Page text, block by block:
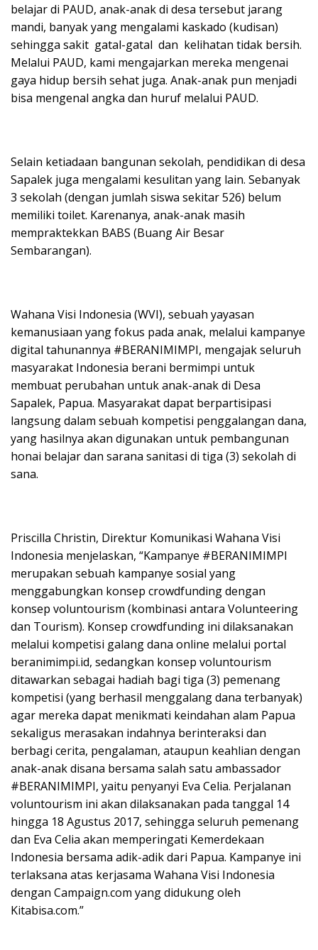
belajar di PAUD, anak-anak di desa tersebut jarang
mandi, banyak yang mengalami kaskado (kudisan)
sehingga sakit gatal-gatal dan kelihatan tidak bersih.
Melalui PAUD, kami mengajarkan mereka mengenai
gaya hidup bersih sehat juga. Anak-anak pun menjadi
bisa mengenal angka dan huruf melalui PAUD.
Selain ketiadaan bangunan sekolah, pendidikan di desa
Sapalek juga mengalami kesulitan yang lain. Sebanyak
3 sekolah (dengan jumlah siswa sekitar 526) belum
memiliki toilet. Karenanya, anak-anak masih
mempraktekkan BABS (Buang Air Besar
Sembarangan).
Wahana Visi Indonesia (WVI), sebuah yayasan
kemanusiaan yang fokus pada anak, melalui kampanye
digital tahunannya #BERANIMIMPI, mengajak seluruh
masyarakat Indonesia berani bermimpi untuk
membuat perubahan untuk anak-anak di Desa
Sapalek, Papua. Masyarakat dapat berpartisipasi
langsung dalam sebuah kompetisi penggalangan dana,
yang hasilnya akan digunakan untuk pembangunan
honai belajar dan sarana sanitasi di tiga (3) sekolah di
sana.
Priscilla Christin, Direktur Komunikasi Wahana Visi
Indonesia menjelaskan, “Kampanye #BERANIMIMPI
merupakan sebuah kampanye sosial yang
menggabungkan konsep crowdfunding dengan
konsep voluntourism (kombinasi antara Volunteering
dan Tourism). Konsep crowdfunding ini dilaksanakan
melalui kompetisi galang dana online melalui portal
beranimimpi.id, sedangkan konsep voluntourism
ditawarkan sebagai hadiah bagi tiga (3) pemenang
kompetisi (yang berhasil menggalang dana terbanyak)
agar mereka dapat menikmati keindahan alam Papua
sekaligus merasakan indahnya berinteraksi dan
berbagi cerita, pengalaman, ataupun keahlian dengan
anak-anak disana bersama salah satu ambassador
#BERANIMIMPI, yaitu penyanyi Eva Celia. Perjalanan
voluntourism ini akan dilaksanakan pada tanggal 14
hingga 18 Agustus 2017, sehingga seluruh pemenang
dan Eva Celia akan memperingati Kemerdekaan
Indonesia bersama adik-adik dari Papua. Kampanye ini
terlaksana atas kerjasama Wahana Visi Indonesia
dengan Campaign.com yang didukung oleh
Kitabisa.com.”